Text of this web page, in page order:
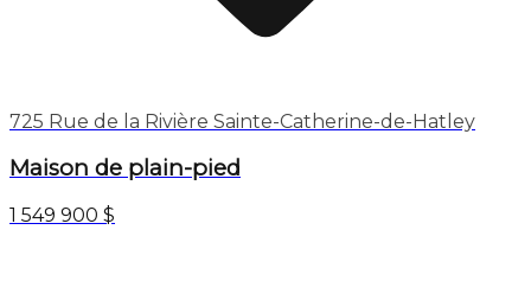
725 Rue de la Rivière Sainte-Catherine-de-Hatley
Maison de plain-pied
1 549 900 $